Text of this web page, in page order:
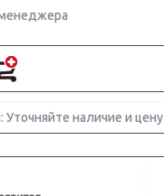
Уточняйте наличие и цену